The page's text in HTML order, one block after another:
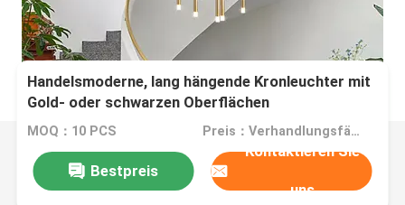
Handelsmoderne, lang hängende Kronleuchter mit
Gold- oder schwarzen Oberflächen
MOQ：10 PCS Preis：Verhandlungsfähig
Bestpreis
Kontaktieren Sie
uns